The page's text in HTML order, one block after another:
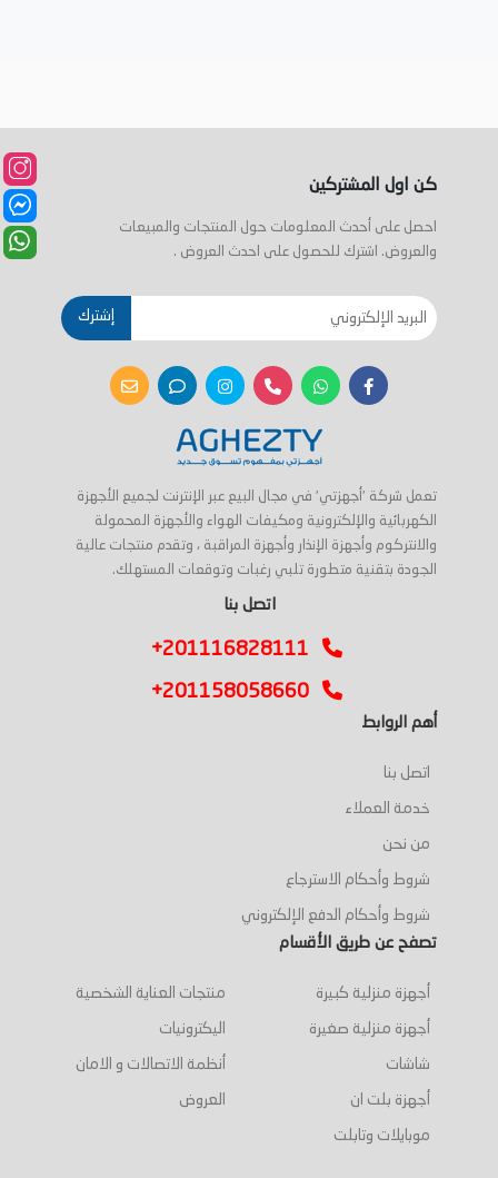
كن اول المشتركين
احصل على أحدث المعلومات حول المنتجات والمبيعات
والعروض. اشترك للحصول على احدث العروض .
إشترك
تعمل شركة 'أجهزتي' في مجال البيع عبر الإنترنت لجميع الأجهزة
الكهربائية والإلكترونية ومكيفات الهواء والأجهزة المحمولة
والانتركوم وأجهزة الإنذار وأجهزة المراقبة ، وتقدم منتجات عالية
الجودة بتقنية متطورة تلبي رغبات وتوقعات المستهلك.
اتصل بنا
+201116828111
+201158058660
أهم الروابط
اتصل بنا
خدمة العملاء
من نحن
شروط وأحكام الاسترجاع
شروط وأحكام الدفع الإلكتروني
تصفح عن طريق الأقسام
أجهزة منزلية كبيرة
أجهزة منزلية صغيرة
شاشات
أجهزة بلت ان
موبايلات وتابلت
منتجات العناية الشخصية
اليكترونيات
أنظمة الاتصالات و الامان
العروض